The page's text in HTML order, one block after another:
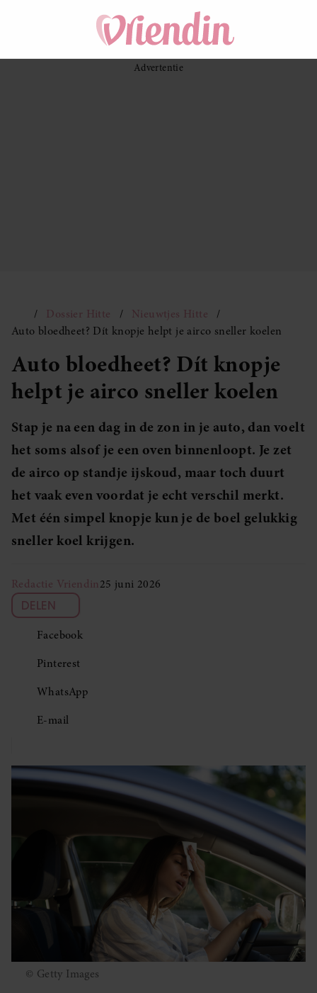
Dossier Hitte
Nieuwtjes Hitte
Auto bloedheet? Dít knopje helpt je airco sneller koelen
Auto bloedheet? Dít knopje
helpt je airco sneller koelen
Stap je na een dag in de zon in je auto, dan voelt
het soms alsof je een oven binnenloopt. Je zet
de airco op standje ijskoud, maar toch duurt
het vaak even voordat je echt verschil merkt.
Met één simpel knopje kun je de boel gelukkig
sneller koel krijgen.
Redactie Vriendin25 juni 2026
DELEN
Facebook
Pinterest
WhatsApp
E-mail
© Getty Images